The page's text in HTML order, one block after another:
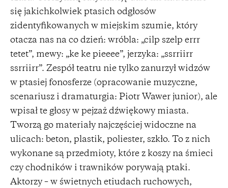
się jakichkolwiek ptasich odgłosów
zidentyfikowanych w miejskim szumie, który
otacza nas na co dzień: wróbla: „cilp szelp errr
tetet”, mewy: „ke ke pieeee”, jerzyka: „ssrriirr
ssrriirr”. Zespół teatru nie tylko zanurzył widzów
w ptasiej fonosferze (opracowanie muzyczne,
scenariusz i dramaturgia: Piotr Wawer junior), ale
wpisał te głosy w pejzaż dźwiękowy miasta.
Tworzą go materiały najczęściej widoczne na
ulicach: beton, plastik, poliester, szkło. To z nich
wykonane są przedmioty, które z koszy na śmieci
czy chodników i trawników porywają ptaki.
Aktorzy – w świetnych etiudach ruchowych,